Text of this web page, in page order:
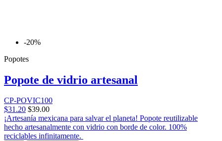
-20%
Popotes
Popote de vidrio artesanal
CP-POVIC100
$31.20 $39.00
¡Artesanía mexicana para salvar el planeta! Popote reutilizable
hecho artesanalmente con vidrio con borde de color. 100%
reciclables infinitamente.